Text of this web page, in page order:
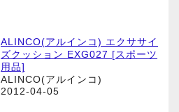
ALINCO(アルインコ) エクササイ
ズクッション EXG027 [スポーツ
用品]
ALINCO(アルインコ)
2012-04-05